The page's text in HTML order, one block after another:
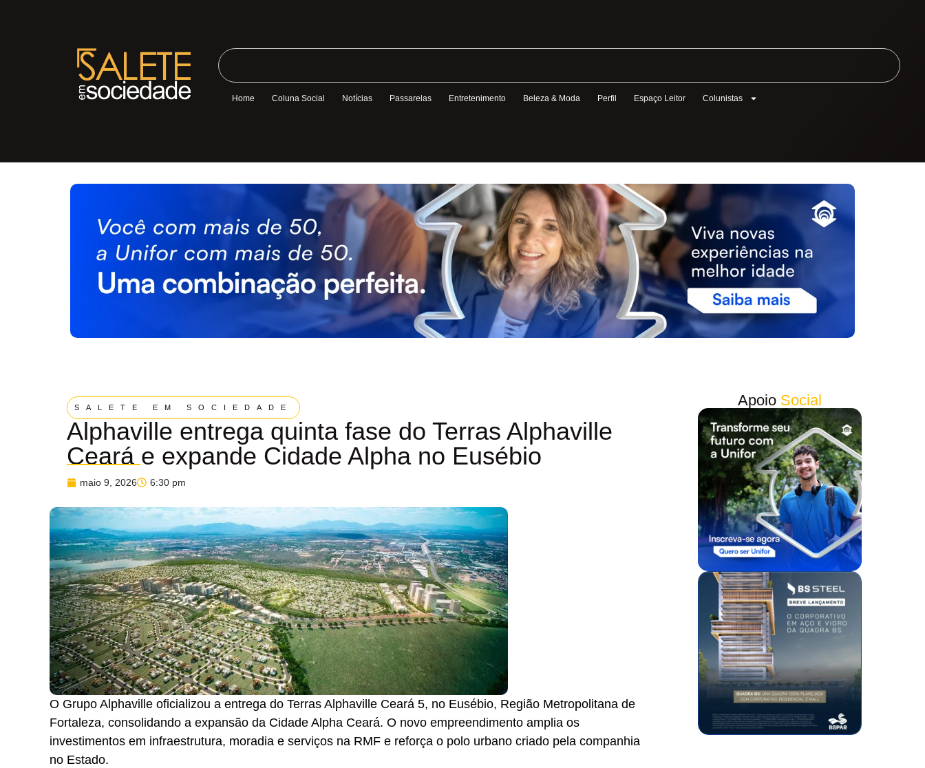
Home Coluna Social Notícias Passarelas Entretenimento Beleza & Moda Perfil Espaço Leitor Colunistas
SALETE EM SOCIEDADE
Alphaville entrega quinta fase do Terras Alphaville
Ceará e expande Cidade Alpha no Eusébio
maio 9, 2026 6:30 pm
O Grupo Alphaville oficializou a entrega do Terras Alphaville Ceará 5, no Eusébio, Região Metropolitana de
Fortaleza, consolidando a expansão da Cidade Alpha Ceará. O novo empreendimento amplia os
investimentos em infraestrutura, moradia e serviços na RMF e reforça o polo urbano criado pela companhia
no Estado.
Apoio Social